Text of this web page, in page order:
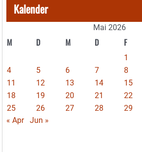
Kalender
Mai 2026
M D M D F
1
4
5 6 7 8
11
12 13 14 15
18
19 20 21 22
25
26 27 28 29
« Apr
Jun »